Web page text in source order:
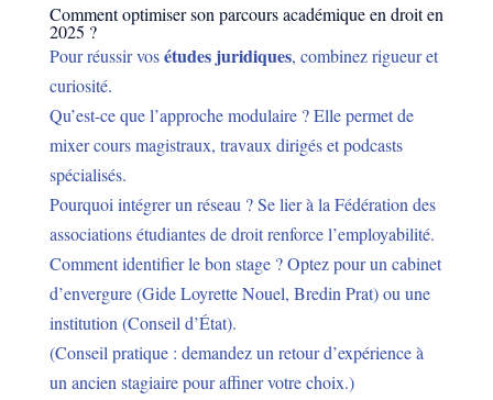
Comment optimiser son parcours académique en droit en
2025 ?
Pour réussir vosétudes juridiques, combinez rigueur et
curiosité.
Qu’est-ce que l’approche modulaire ? Elle permet de
mixer cours magistraux, travaux dirigés et podcasts
spécialisés.
Pourquoi intégrer un réseau ? Se lier à la Fédération des
associations étudiantes de droit renforce l’employabilité.
Comment identifier le bon stage ? Optez pour un cabinet
d’envergure (Gide Loyrette Nouel, Bredin Prat) ou une
institution (Conseil d’État).
(Conseil pratique : demandez un retour d’expérience à
un ancien stagiaire pour affiner votre choix.)